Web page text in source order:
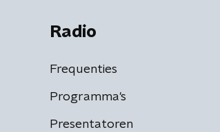
Radio
Frequenties
Programma's
Presentatoren